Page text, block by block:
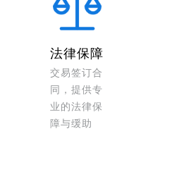
法律保障
交易签订合
同，提供专
业的法律保
障与缓助